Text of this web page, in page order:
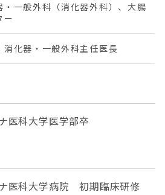
・一般外科（消化器外科）、大腸
ー
消化器・一般外科主任医長
科大学医学部卒
医科大学病院 初期臨床研修